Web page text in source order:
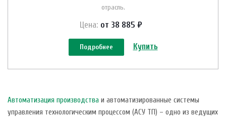
отрасль.
Цена: от 38 885 ₽
Подробнее Купить
Автоматизация производства и автоматизированные системы
управления технологическим процессом (АСУ ТП) – одно из ведущих